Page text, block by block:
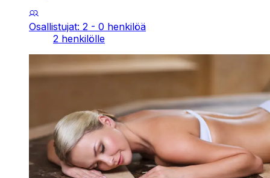
Osallistujat: 2 - 0 henkilöä
2 henkilölle